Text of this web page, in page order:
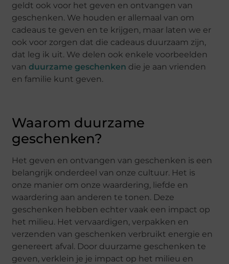
geldt ook voor het geven en ontvangen van
geschenken. We houden er allemaal van om
cadeaus te geven en te krijgen, maar laten we er
ook voor zorgen dat die cadeaus duurzaam zijn,
dat leg ik uit. We delen ook enkele voorbeelden
van duurzame geschenken die je aan vrienden
en familie kunt geven.
Waarom duurzame
geschenken?
Het geven en ontvangen van geschenken is een
belangrijk onderdeel van onze cultuur. Het is
onze manier om onze waardering, liefde en
waardering aan anderen te tonen. Deze
geschenken hebben echter vaak een impact op
het milieu. Het vervaardigen, verpakken en
verzenden van geschenken verbruikt energie en
genereert afval. Door duurzame geschenken te
geven, verklein je je impact op het milieu en